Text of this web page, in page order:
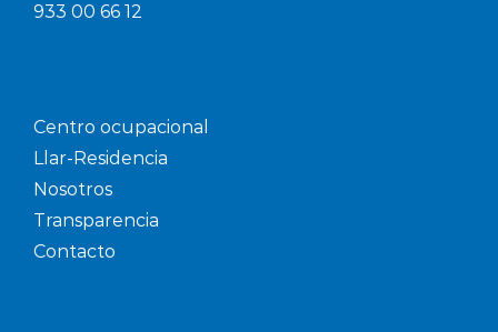
933 00 66 12
Centro ocupacional
Llar-Residencia
Nosotros
Transparencia
Contacto